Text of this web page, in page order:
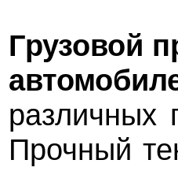
Грузовой
различных
Прочный